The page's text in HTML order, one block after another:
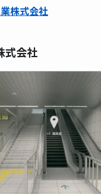
株式会社
式会社